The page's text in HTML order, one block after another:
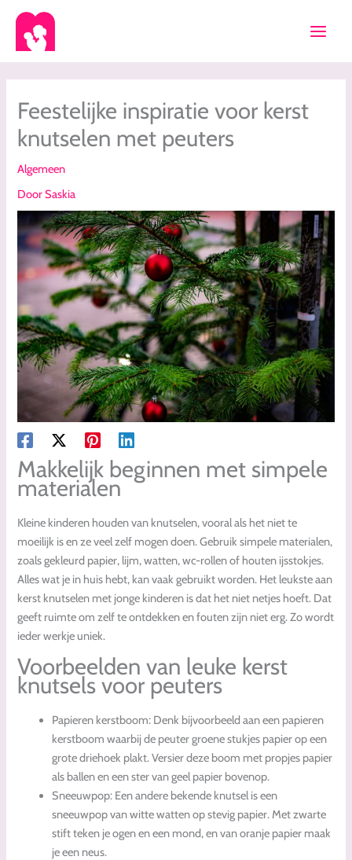
inhoud
Feestelijke inspiratie voor kerst
knutselen met peuters
Algemeen
DoorSaskia
Makkelijk beginnen met simpele
materialen
Kleine kinderen houden van knutselen, vooral als het niet te
moeilijk is en ze veel zelf mogen doen. Gebruik simpele materialen,
zoals gekleurd papier, lijm, watten, wc-rollen of houten ijsstokjes.
Alles wat je in huis hebt, kan vaak gebruikt worden. Het leukste aan
kerst knutselen met jonge kinderen is dat het niet netjes hoeft. Dat
geeft ruimte om zelf te ontdekken en fouten zijn niet erg. Zo wordt
ieder werkje uniek.
Voorbeelden van leuke kerst
knutsels voor peuters
Papieren kerstboom: Denk bijvoorbeeld aan een papieren
kerstboom waarbij de peuter groene stukjes papier op een
grote driehoek plakt. Versier deze boom met propjes papier
als ballen en een ster van geel papier bovenop.
Sneeuwpop: Een andere bekende knutsel is een
sneeuwpop van witte watten op stevig papier. Met zwarte
stift teken je ogen en een mond, en van oranje papier maak
je een neus.